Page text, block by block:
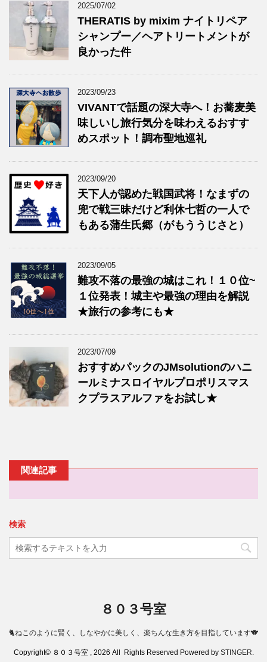
2025/07/02
THERATIS by mixim ナイトリペア
シャンプー／ヘアトリートメントが
良かった件
2023/09/23
VIVANTで話題の深大寺へ！お蕎麦美
味しいし旅行気分を味わえるおすす
めスポット！調布聖地巡礼
2023/09/20
天下人が認めた戦国武将！なまずの
兜で戦三昧だけど利休七哲の一人で
もある蒲生氏郷（がもううじさと）
2023/09/05
難攻不落の最強の城はこれ！１０位~
１位発表！城主や最強の理由を解説
★旅行の参考にも★
2023/07/09
おすすめパックのJMsolutionのハニ
ールミナスロイヤルプロポリスマス
クプラスアルファをお試し★
関連記事
検索
８０３号室
🐈ねこのように賢く、しなやかに美しく、楽ちんな生き方を目指しています🐨
Copyright© ８０３号室 , 2026 All Rights Reserved Powered by STINGER